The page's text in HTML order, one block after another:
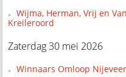
Wijma, Herman, Vrij en
Kreileroord
Zaterdag 30 mei 2026
Winnaars Omloop